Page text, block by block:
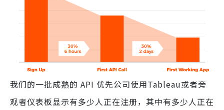
我们的一批成熟的 API 优先公司使用Tableau或者旁
观者仪表板显示有多少人正在注册，其中有多少人正在